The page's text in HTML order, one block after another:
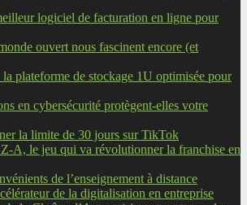
logiciel de facturation en ligne pour
ouvert nous fascinent encore (et
plateforme de stockage 1U optimisée pour
en cybersécurité protègent-elles votre
la limite de 30 jours sur TikTok
A, le jeu qui va révolutionner la franchise en
de l’enseignement à distance
de la digitalisation en entreprise